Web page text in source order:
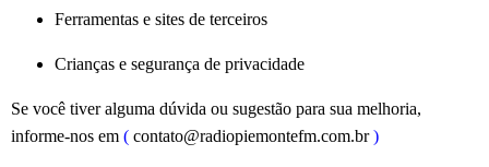
Ferramentas e sites de terceiros
Crianças e segurança de privacidade
Se você tiver alguma dúvida ou sugestão para sua melhoria,
informe-nos em ( contato@radiopiemontefm.com.br )